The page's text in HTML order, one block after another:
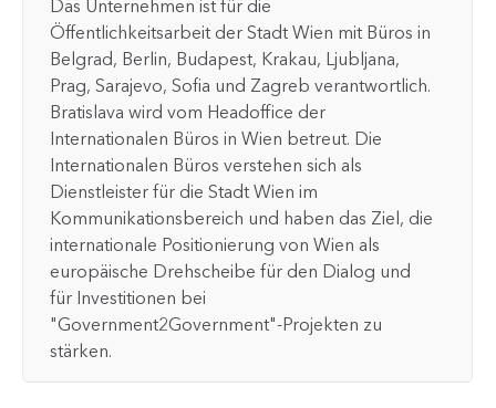
Das Unternehmen ist für die
Öffentlichkeitsarbeit der Stadt Wien mit Büros in
Belgrad, Berlin, Budapest, Krakau, Ljubljana,
Prag, Sarajevo, Sofia und Zagreb verantwortlich.
Bratislava wird vom Headoffice der
Internationalen Büros in Wien betreut. Die
Internationalen Büros verstehen sich als
Dienstleister für die Stadt Wien im
Kommunikationsbereich und haben das Ziel, die
internationale Positionierung von Wien als
europäische Drehscheibe für den Dialog und
für Investitionen bei
"Government2Government"-Projekten zu
stärken.